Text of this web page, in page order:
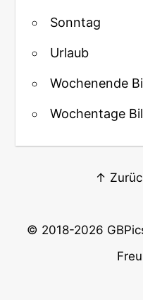
Sonntag
Urlaub
Wochenende
Wochentage
↑
© 2018-2026